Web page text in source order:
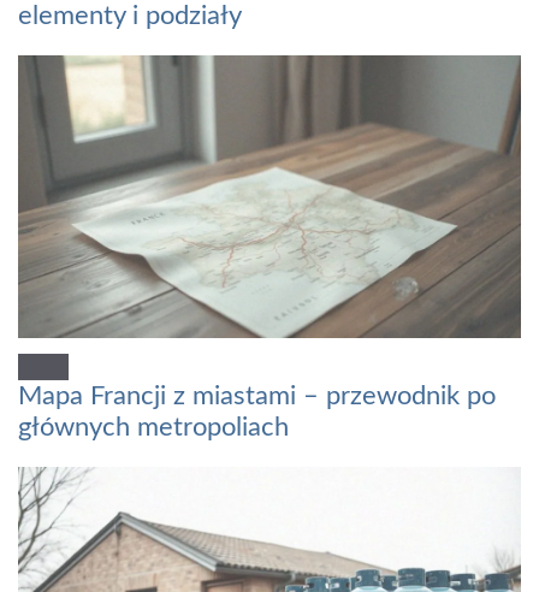
elementy i podziały
Mapa Francji z miastami – przewodnik po
głównych metropoliach